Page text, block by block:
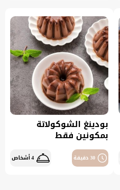
بودينغ الشوكولاتة
بمكونين فقط
30 دقيقة 4 أشخاص